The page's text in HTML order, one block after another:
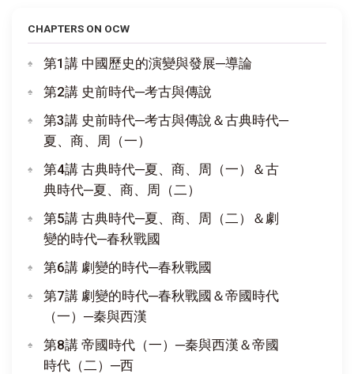
CHAPTERS ON OCW
第1講 中國歷史的演變與發展─導論
第2講 史前時代─考古與傳說
第3講 史前時代─考古與傳說＆古典時代─
夏、商、周（一）
第4講 古典時代─夏、商、周（一）＆古
典時代─夏、商、周（二）
第5講 古典時代─夏、商、周（二）＆劇
變的時代─春秋戰國
第6講 劇變的時代─春秋戰國
第7講 劇變的時代─春秋戰國＆帝國時代
（一）─秦與西漢
第8講 帝國時代（一）─秦與西漢＆帝國
時代（二）─西